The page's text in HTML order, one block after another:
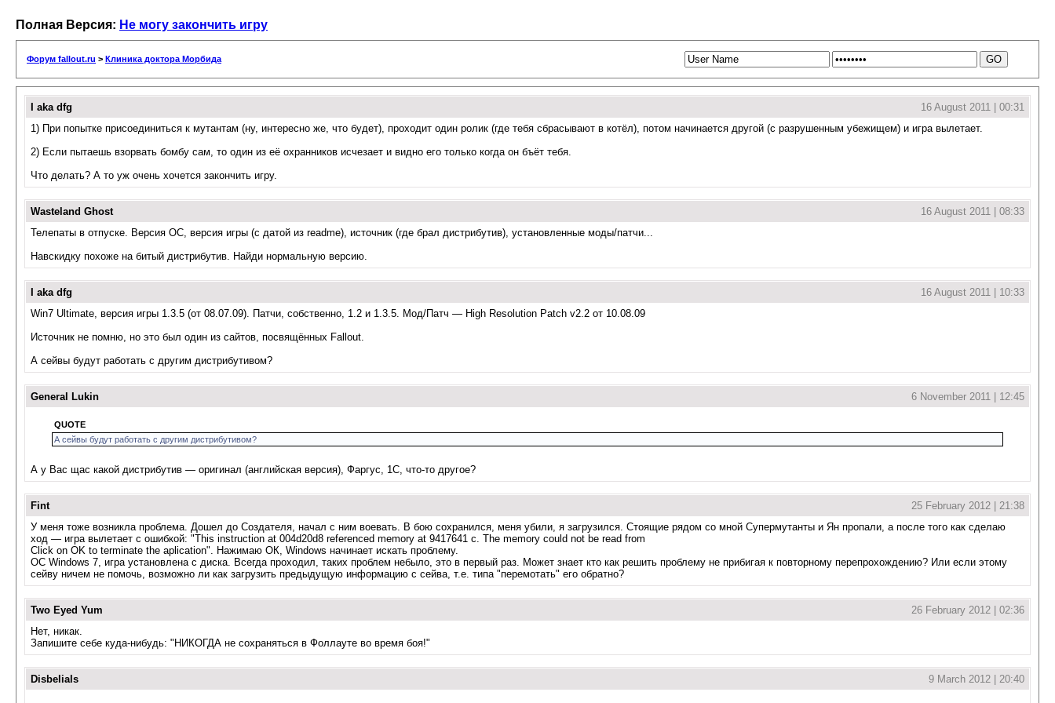
Полная Версия: Не могу закончить игру
Форум fallout.ru > Клиника доктора Морбида
I aka dfg
16 August 2011 | 00:31
1) При попытке присоединиться к мутантам (ну, интересно же, что будет), проходит один ролик (где тебя сбрасывают в котёл), потом начинается другой (с разрушенным убежищем) и игра вылетает.
2) Если пытаешь взорвать бомбу сам, то один из её охранников исчезает и видно его только когда он бъёт тебя.
Что делать? А то уж очень хочется закончить игру.
Wasteland Ghost
16 August 2011 | 08:33
Телепаты в отпуске. Версия ОС, версия игры (с датой из readme), источник (где брал дистрибутив), установленные моды/патчи...
Навскидку похоже на битый дистрибутив. Найди нормальную версию.
I aka dfg
16 August 2011 | 10:33
Win7 Ultimate, версия игры 1.3.5 (от 08.07.09). Патчи, собственно, 1.2 и 1.3.5. Мод/Патч — High Resolution Patch v2.2 от 10.08.09
Источник не помню, но это был один из сайтов, посвящённых Fallout.
А сейвы будут работать с другим дистрибутивом?
General Lukin 6 November 2011 | 12:45
QUOTE
А сейвы будут работать с другим дистрибутивом?
А у Вас щас какой дистрибутив — оригинал (английская версия), Фаргус, 1С, что-то другое?
Fint
25 February 2012 | 21:38
У меня тоже возникла проблема. Дошел до Создателя, начал с ним воевать. В бою сохранился, меня убили, я загрузился. Стоящие рядом со мной Супермутанты и Ян пропали, а после того как сделаю
ход — игра вылетает с ошибкой: "This instruction at 004d20d8 referenced memory at 9417641 c. The memory could not be read from
Click on OK to terminate the aplication". Нажимаю ОК, Windows начинает искать проблему.
ОС Windows 7, игра установлена с диска. Всегда проходил, таких проблем небыло, это в первый раз. Может знает кто как решить проблему не прибигая к повторному перепрохождению? Или если этому
сейву ничем не помочь, возможно ли как загрузить предыдущую информацию с сейва, т.е. типа "перемотать" его обратно?
Two Eyed Yum
26 February 2012 | 02:36
Нет, никак.
Запишите себе куда-нибудь: "НИКОГДА не сохраняться в Фоллауте во время боя!"
Disbelials 9 March 2012 | 20:40